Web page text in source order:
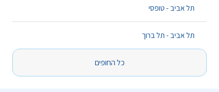
תל אביב - טופסי
תל אביב - תל ברוך
כל החופים